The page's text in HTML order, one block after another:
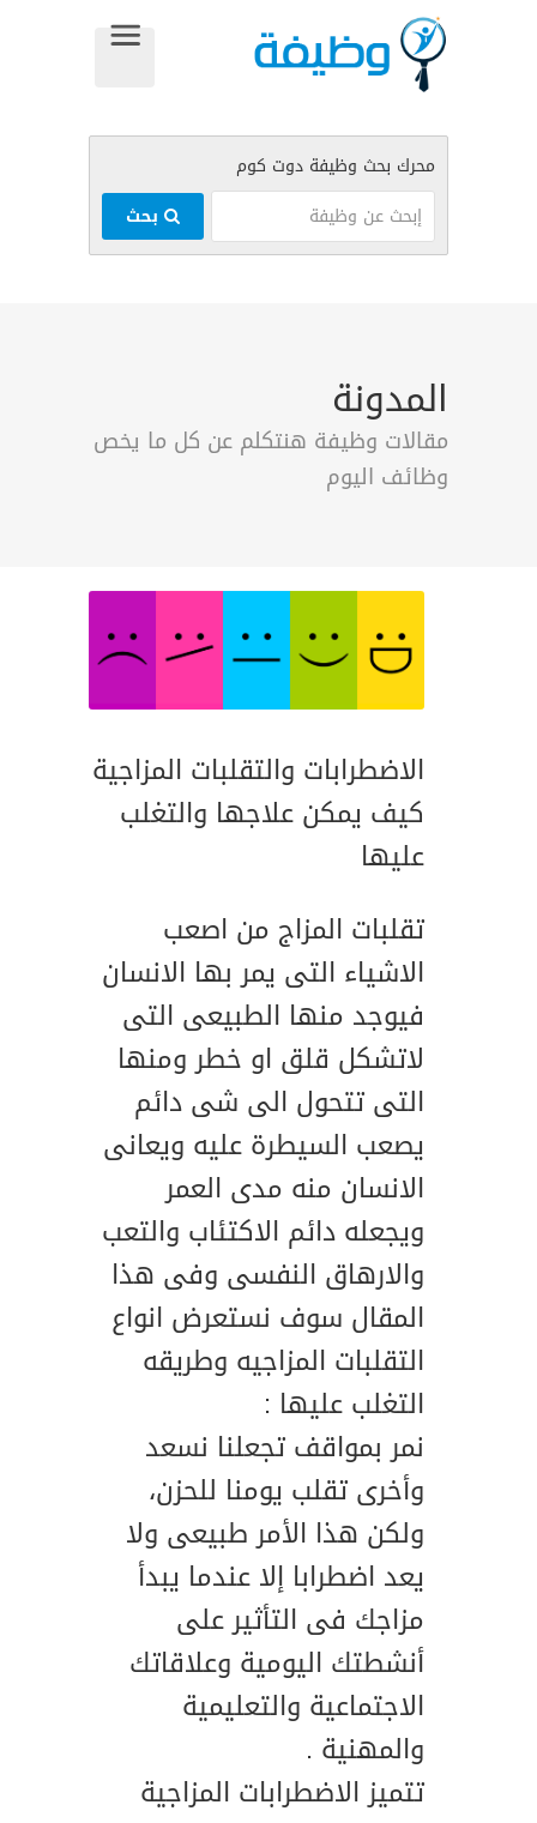
المدونة
مقالات وظيفة هنتكلم عن كل ما يخص
وظائف اليوم
الاضطرابات والتقلبات المزاجية
كيف يمكن علاجها والتغلب
عليها
تقلبات المزاج من اصعب
الاشياء التى يمر بها الانسان
فيوجد منها الطبيعى التى
لاتشكل قلق او خطر ومنها
التى تتحول الى شى دائم
يصعب السيطرة عليه ويعانى
الانسان منه مدى العمر
ويجعله دائم الاكتئاب والتعب
والارهاق النفسى وفى هذا
المقال سوف نستعرض انواع
التقلبات المزاجيه وطريقه
التغلب عليها :
نمر بمواقف تجعلنا نسعد
وأخرى تقلب يومنا للحزن،
ولكن هذا الأمر طبيعى ولا
يعد اضطرابا إلا عندما يبدأ
مزاجك فى التأثير على
أنشطتك اليومية وعلاقاتك
الاجتماعية والتعليمية
والمهنية .
تتميز الاضطرابات المزاجية